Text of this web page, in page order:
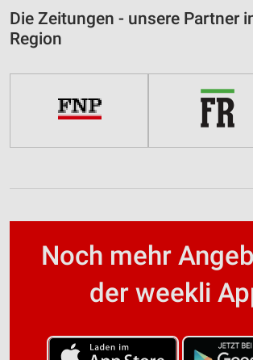
Die Zeitungen - unsere Partner
Region
Noch mehr
der weekli